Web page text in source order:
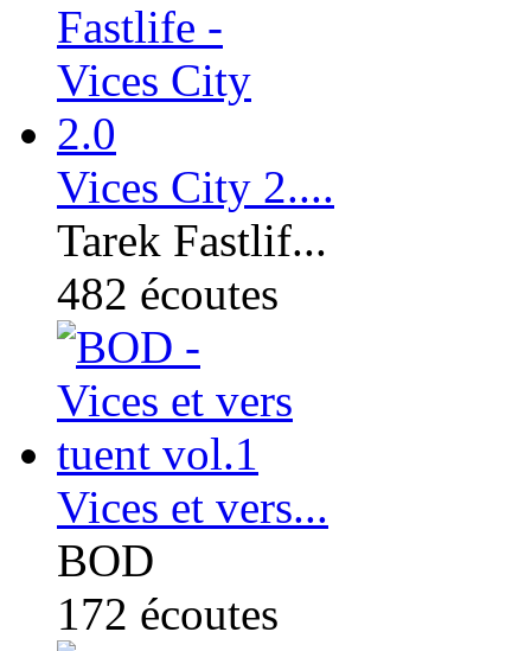
Vices City 2....
Tarek Fastlif...
482 écoutes
Vices et vers...
BOD
172 écoutes